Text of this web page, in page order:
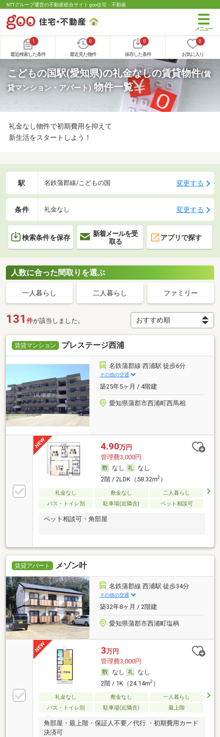
NTTグループ運営の不動産総合サイト goo住宅・不動産
1
最近検索した条件
0
最近見た物件
0
保存した条件
0
お気に入り
こどもの国駅(愛知県)の礼金なしの賃貸物件(賃
貸マンション・アパート) 物件一覧
礼金なし物件で初期費用を抑えて
新生活をスタートしよう！
駅 名鉄蒲郡線/こどもの国 変更する
条件 礼金なし 変更する
検索条件を保存
新着メールを受
取る
アプリで探す
人数に合った間取りを選ぶ
一人暮らし 二人暮らし ファミリー
131 件が該当しました。
賃貸マンション プレステージ西浦
名鉄蒲郡線 西浦駅 徒歩6分
その他の交通
築25年5ヶ月 / 4階建
愛知県蒲郡市西浦町西馬相
4.90万円
管理費3,000円
なし
なし
2階 / 2LDK（58.32m2）
礼金なし 敷金なし
二人暮らし
バス・トイレ別
駐車場(近隣含) ペット相談可
ペット相談可・角部屋
賃貸アパート メゾン叶
名鉄蒲郡線 西浦駅 徒歩34分
その他の交通
築32年8ヶ月 / 2階建
愛知県蒲郡市西浦町塩柄
3万円
管理費3,000円
なし
なし
2階 / 1K（24.14m2）
礼金なし 敷金なし
一人暮らし
バス・トイレ別
駐車場(近隣含) 最上階
角部屋・最上階・保証人不要／代行 ・初期費用カード
決済可